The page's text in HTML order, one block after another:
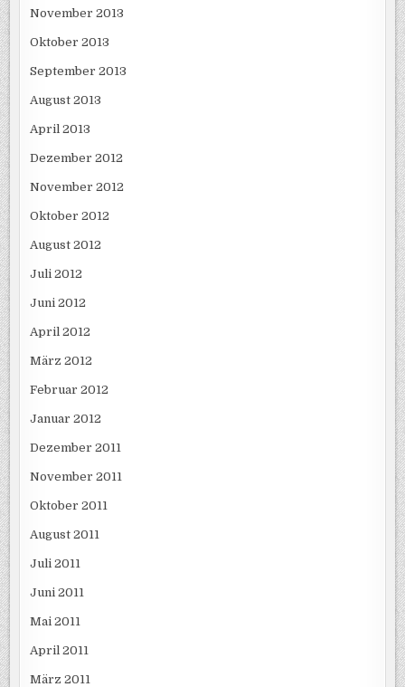
November 2013
Oktober 2013
September 2013
August 2013
April 2013
Dezember 2012
November 2012
Oktober 2012
August 2012
Juli 2012
Juni 2012
April 2012
März 2012
Februar 2012
Januar 2012
Dezember 2011
November 2011
Oktober 2011
August 2011
Juli 2011
Juni 2011
Mai 2011
April 2011
März 2011